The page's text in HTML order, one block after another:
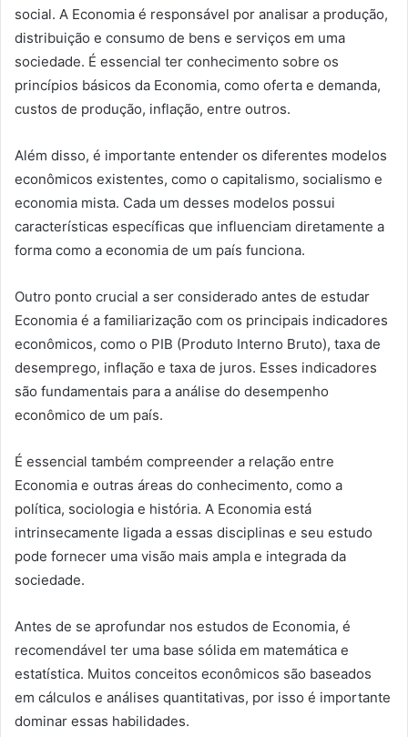
social. A Economia é responsável por analisar a produção,
distribuição e consumo de bens e serviços em uma
sociedade. É essencial ter conhecimento sobre os
princípios básicos da Economia, como oferta e demanda,
custos de produção, inflação, entre outros.
Além disso, é importante entender os diferentes modelos
econômicos existentes, como o capitalismo, socialismo e
economia mista. Cada um desses modelos possui
características específicas que influenciam diretamente a
forma como a economia de um país funciona.
Outro ponto crucial a ser considerado antes de estudar
Economia é a familiarização com os principais indicadores
econômicos, como o PIB (Produto Interno Bruto), taxa de
desemprego, inflação e taxa de juros. Esses indicadores
são fundamentais para a análise do desempenho
econômico de um país.
É essencial também compreender a relação entre
Economia e outras áreas do conhecimento, como a
política, sociologia e história. A Economia está
intrinsecamente ligada a essas disciplinas e seu estudo
pode fornecer uma visão mais ampla e integrada da
sociedade.
Antes de se aprofundar nos estudos de Economia, é
recomendável ter uma base sólida em matemática e
estatística. Muitos conceitos econômicos são baseados
em cálculos e análises quantitativas, por isso é importante
dominar essas habilidades.